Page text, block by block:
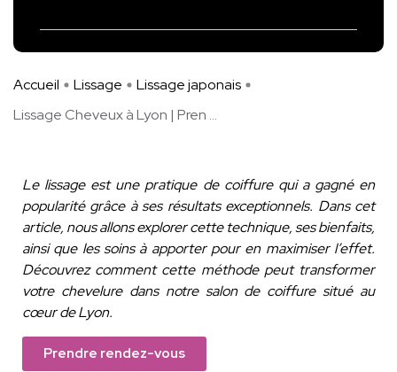
Accueil Lissage
Lissage japonais
Lissage Cheveux à Lyon | Pren ...
Le lissage est une pratique de coiffure qui a gagné en
popularité grâce à ses résultats exceptionnels. Dans cet
article, nous allons explorer cette technique, ses bienfaits,
ainsi que les soins à apporter pour en maximiser l’effet.
Découvrez comment cette méthode peut transformer
votre chevelure dans notre salon de coiffure situé au
cœur de Lyon.
Prendre rendez-vous